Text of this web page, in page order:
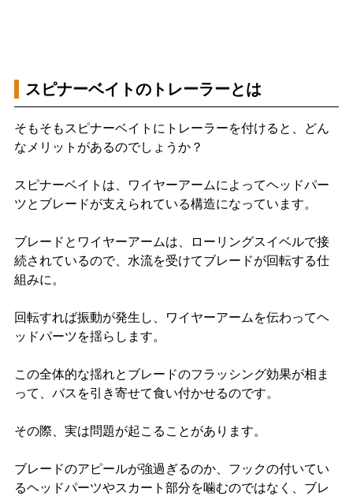
スピナーベイトのトレーラーとは
そもそもスピナーベイトにトレーラーを付けると、どん
なメリットがあるのでしょうか？
スピナーベイトは、ワイヤーアームによってヘッドパー
ツとブレードが支えられている構造になっています。
ブレードとワイヤーアームは、ローリングスイベルで接
続されているので、水流を受けてブレードが回転する仕
組みに。
回転すれば振動が発生し、ワイヤーアームを伝わってヘ
ッドパーツを揺らします。
この全体的な揺れとブレードのフラッシング効果が相ま
って、バスを引き寄せて食い付かせるのです。
その際、実は問題が起こることがあります。
ブレードのアピールが強過ぎるのか、フックの付いてい
るヘッドパーツやスカート部分を噛むのではなく、ブレ